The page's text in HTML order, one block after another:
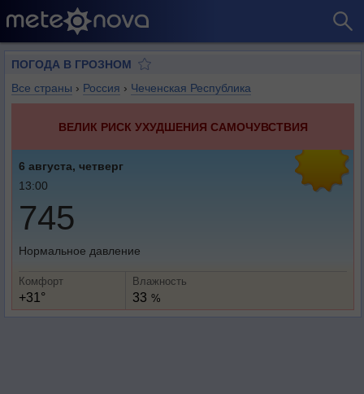
ПОГОДА В ГРОЗНОМ
Все страны › Россия › Чеченская Республика
ВЕЛИК РИСК УХУДШЕНИЯ САМОЧУВСТВИЯ
6 августа, четверг
13:00
745
Нормальное давление
Комфорт
+31°
Влажность
33 %